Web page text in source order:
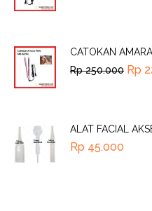
CATOKAN
Rp250.000 Rp
ALAT FACIAL
Rp 45.000